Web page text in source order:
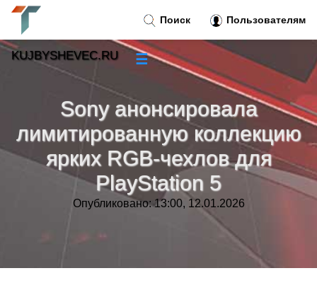
Sony анонсировала
лимитированную коллекцию
ярких RGB-чехлов для
PlayStation 5
Опубликовано: 13:00, 12.01.2026
Поиск Пользователям
KUJBYSHEVEC.RU ☰
Новости
Тренды новостей»
Рубрики»
»